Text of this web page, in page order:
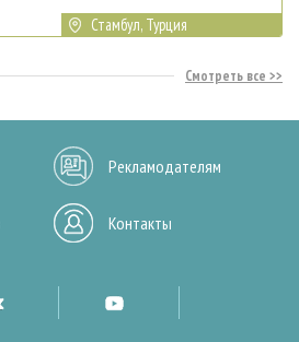
Стамбул, Турция
Смотреть все
Рекламодателям
Контакты